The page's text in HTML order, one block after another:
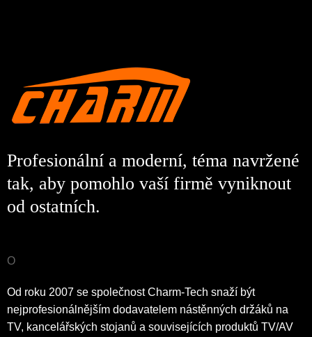
Profesionální a moderní, téma navržené
tak, aby pomohlo vaší firmě vyniknout
od ostatních.
O
Od roku 2007 se společnost Charm-Tech snaží být
nejprofesionálnějším dodavatelem nástěnných držáků na
TV, kancelářských stojanů a souvisejících produktů TV/AV